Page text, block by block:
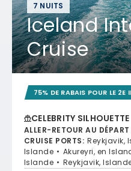
7 NUITS
Iceland
Cruise
75% DE RABAIS POUR LE 2E
CELEBRITY SILHOUETTE
ALLER-RETOUR AU DÉPART
CRUISE PORTS: Reykjavik,
Islande
Akureyri, en
Islande
Reykjavik,